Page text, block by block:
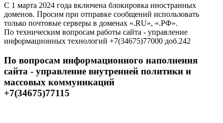
С 1 марта 2024 года включена блокировка иностранных
доменов. Просим при отправке сообщений использовать
только почтовые серверы в доменах «.RU», «.РФ».
По техническим вопросам работы сайта - управление
информационных технологий +7(34675)77000 доб.242
По вопросам информационного наполнения
сайта - управление внутренней политики и
массовых коммуникаций
+7(34675)77115